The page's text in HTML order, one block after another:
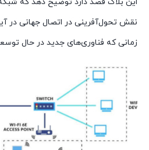
نقش تحول‌آفرینی در اتصال جهانی در
زمانی که فناوری‌های جدید در حال